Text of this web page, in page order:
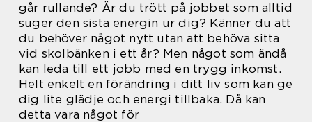
går rullande? Är du trött på jobbet som alltid
suger den sista energin ur dig? Känner du att
du behöver något nytt utan att behöva sitta
vid skolbänken i ett år? Men något som ändå
kan leda till ett jobb med en trygg inkomst.
Helt enkelt en förändring i ditt liv som kan ge
dig lite glädje och energi tillbaka. Då kan
detta vara något för